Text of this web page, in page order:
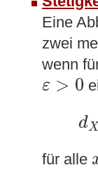
Eine
zwei
wenn
ε > 0
ε >0
dX
für alle